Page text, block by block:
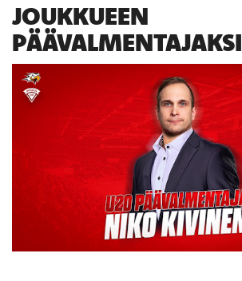
JOUKKUEEN
PÄÄVALMENTAJAKSI